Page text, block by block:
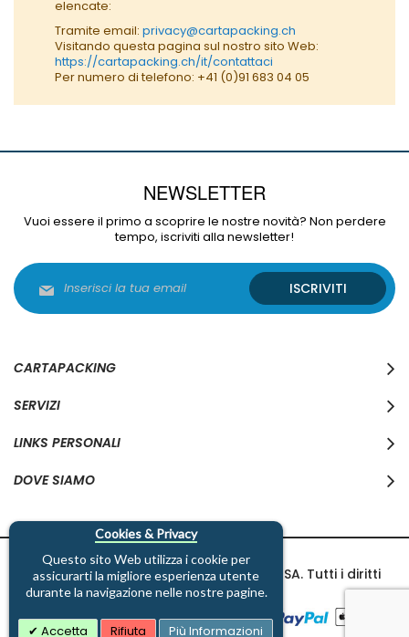
Cookies & Privacy
Questo sito Web utilizza i cookie per
assicurarti la migliore esperienza utente
durante la navigazione nelle nostre pagine.
Accetta Rifiuta Più Informazioni
elencate:
Tramite email: privacy@cartapacking.ch
Visitando questa pagina sul nostro sito Web:
https://cartapacking.ch/it/contattaci
Per numero di telefono: +41 (0)91 683 04 05
NEWSLETTER
Vuoi essere il primo a scoprire le nostre novità? Non perdere
tempo, iscriviti alla newsletter!
alla
nostra
ISCRIVITI
CARTAPACKING
SERVIZI
LINKS PERSONALI
DOVE SIAMO
Copyright © 1997-2026 Cartapacking SA. Tutti i diritti
riservati.